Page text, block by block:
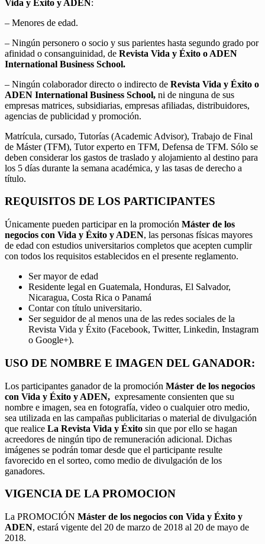
Vida y Éxito y ADEN :
– Menores de edad.
– Ningún personero o socio y sus parientes hasta segundo grado por
afinidad o consanguinidad, de Revista Vida y Éxito o ADEN
International Business School.
– Ningún colaborador directo o indirecto de Revista Vida y Éxito o
ADEN International Business School, ni de ninguna de sus
empresas matrices, subsidiarias, empresas afiliadas, distribuidores,
agencias de publicidad y promoción.
Matrícula, cursado, Tutorías (Academic Advisor), Trabajo de Final
de Máster (TFM), Tutor experto en TFM, Defensa de TFM. Sólo se
deben considerar los gastos de traslado y alojamiento al destino para
los 5 días durante la semana académica, y las tasas de derecho a
título.
REQUISITOS DE LOS PARTICIPANTES
Únicamente pueden participar en la promoción Máster de los
negocios con Vida y Éxito y ADEN, las personas físicas mayores
de edad con estudios universitarios completos que acepten cumplir
con todos los requisitos establecidos en el presente reglamento.
Ser mayor de edad
Residente legal en Guatemala, Honduras, El Salvador,
Nicaragua, Costa Rica o Panamá
Contar con título universitario.
Ser seguidor de al menos una de las redes sociales de la
Revista Vida y Éxito (Facebook, Twitter, Linkedin, Instagram
o Google+).
USO DE NOMBRE E IMAGEN DEL GANADOR:
Los participantes ganador de la promoción Máster de los negocios
con Vida y Éxito y ADEN, expresamente consienten que su
nombre e imagen, sea en fotografía, video o cualquier otro medio,
sea utilizada en las campañas publicitarias o material de divulgación
que realice La Revista Vida y Éxito sin que por ello se hagan
acreedores de ningún tipo de remuneración adicional. Dichas
imágenes se podrán tomar desde que el participante resulte
favorecido en el sorteo, como medio de divulgación de los
ganadores.
VIGENCIA DE LA PROMOCION
La PROMOCIÓN Máster de los negocios con Vida y Éxito y
ADEN, estará vigente del 20 de marzo de 2018 al 20 de mayo de
2018.